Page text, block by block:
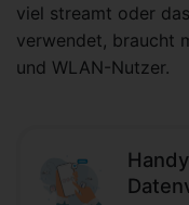
viel streamt oder
verwendet, braucht
und WLAN-Nutzer.